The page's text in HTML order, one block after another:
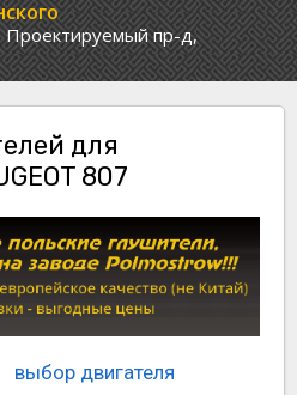
Проектируемый пр-д,
для
807
выбор двигателя